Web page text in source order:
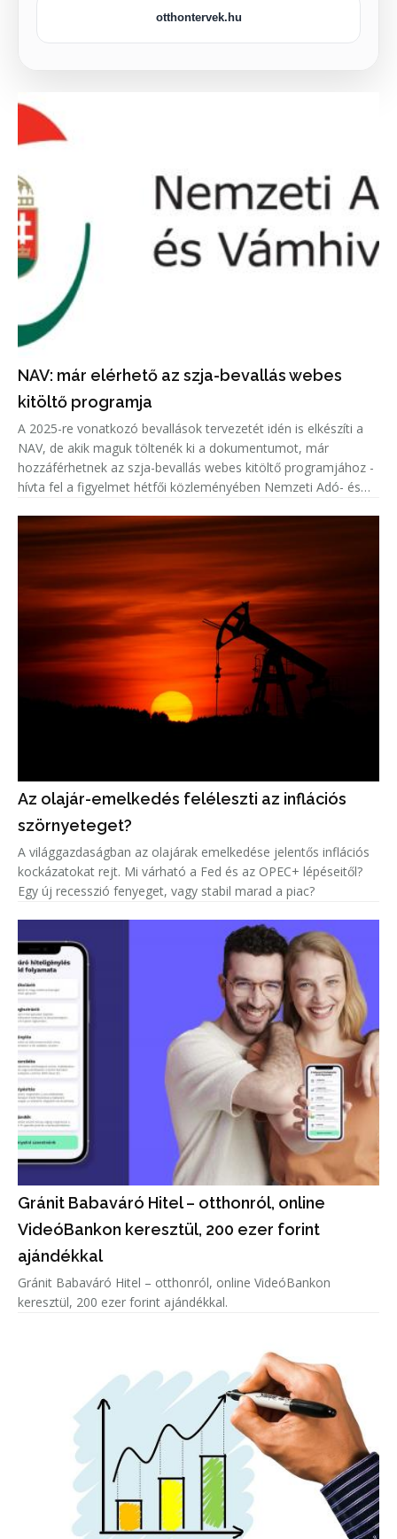
otthontervek.hu
NAV: már elérhető az szja-bevallás webes
kitöltő programja
A 2025-re vonatkozó bevallások tervezetét idén is elkészíti a
NAV, de akik maguk töltenék ki a dokumentumot, már
hozzáférhetnek az szja-bevallás webes kitöltő programjához -
hívta fel a figyelmet hétfői közleményében Nemzeti Adó- és
Az olajár-emelkedés feléleszti az inflációs
szörnyeteget?
A világgazdaságban az olajárak emelkedése jelentős inflációs
kockázatokat rejt. Mi várható a Fed és az OPEC+ lépéseitől?
Egy új recesszió fenyeget, vagy stabil marad a piac?
Gránit Babaváró Hitel – otthonról, online
VideóBankon keresztül, 200 ezer forint
ajándékkal
Gránit Babaváró Hitel – otthonról, online VideóBankon
keresztül, 200 ezer forint ajándékkal.